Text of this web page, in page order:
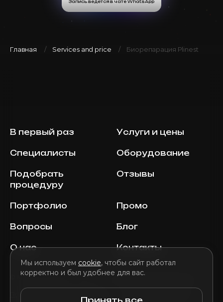
Мы используем cookie, чтобы сайт работал
корректно и был удобнее для вас.
Принять все
Запись ведется в чате WhatsApp
Главная Services and price Биорепарация Plinest
В первый раз Услуги и цены
Специалисты Оборудование
Подобрать
процедуру
Отзывы
Портфолио Промо
Вопросы Блог
О нас Контакты
© MILENA AESTHETIC, 2026 E-mail:info@milenaaesthetic.com
Политика конфиденциальности